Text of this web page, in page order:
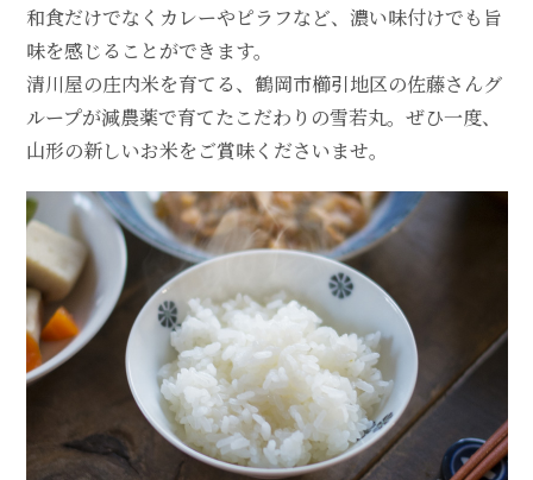
和食だけでなくカレーやピラフなど、濃い味付けでも旨
味を感じることができます。
清川屋の庄内米を育てる、鶴岡市櫛引地区の佐藤さんグ
ループが減農薬で育てたこだわりの雪若丸。ぜひ一度、
山形の新しいお米をご賞味くださいませ。